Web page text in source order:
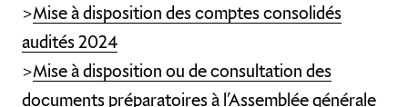
>Mise à disposition des comptes consolidés
audités 2024
>Mise à disposition ou de consultation des
documents préparatoires à l’Assemblée générale